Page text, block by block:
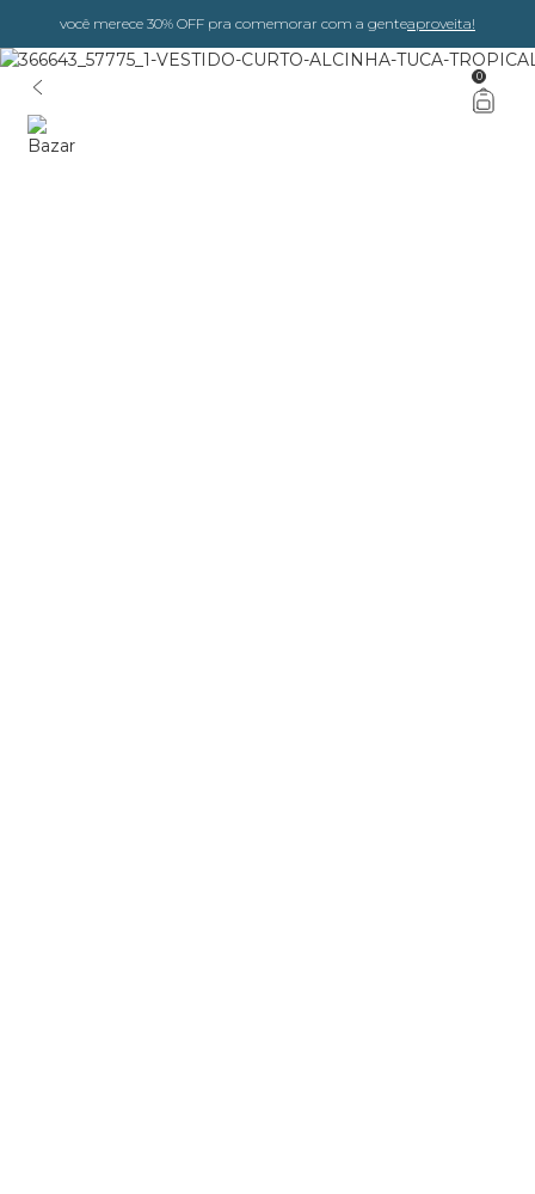
você merece 30% OFF pra comemorar com a genteaproveita!
0